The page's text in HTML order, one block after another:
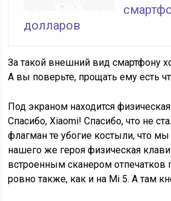
долларов
За такой внешний вид смартфону
А вы поверьте, прощать ему есть
Под экраном находится
Спасибо, Xiaomi! Спасибо, что не
флагман те убогие костыли, что
нашего же героя физическая
встроенным сканером отпечатков
ровно также, как и на Mi 5. А там